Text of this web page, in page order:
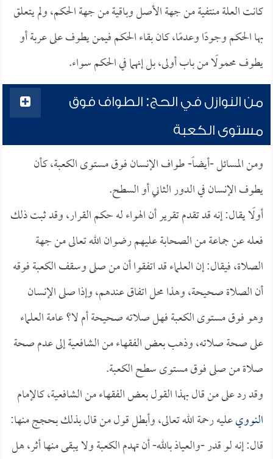
كانت العلة منتفية من جهة الأصل وباقية من جهة الحكم، ولم يتعلق
بها الحكم وجودًا وعدمًا، كان بقاء الحكم فيمن يطوف على عربة أو
يطوف محمولًا من باب أولى، بل إنهما في الحكم سواء.
من النوازل في الحج: الطواف فوق
مستوى الكعبة
ومن المسائل -أيضاً- طواف الإنسان فوق مستوى الكعبة، كأن
يطوف الإنسان في الدور الثاني أو السطح.
أولًا يقال: إنه قد تقدم تقرير أن الهواء له حكم القرار، وقد ثبت ذلك
فعله عن جماعة من الصحابة عليهم رضوان الله تعالى من جهة
الصلاة، فيقال: إن العلماء قد اتفقوا أن من صلى وسقف الكعبة فوقه
أن الصلاة صحيحة، وهذا محل اتفاق عندهم، وإذا صلى الإنسان
وهو فوق مستوى الكعبة فهل صلاته صحيحة أم لا؟ عامة العلماء
على صحة صلاته، وذهب بعض الفقهاء من الشافعية إلى عدم صحة
صلاة من صلى فوق مستوى سطح الكعبة.
وقد رد على من قال بهذا القول بعض الفقهاء من الشافعية، كالإمام
النوويعليه رحمة الله تعالى، وأبطل قول من قال بذلك بحجج منها:
قال: إنه لو قدر -والعياذ بالله- أن تهدم الكعبة ولا يبقى منها أثر، هل